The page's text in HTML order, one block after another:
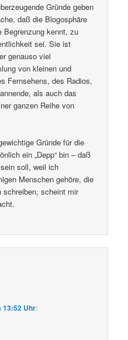
Gründe geben
daß die Blogosphäre
Begrenzung kennt, zu
sei. Sie ist
genauso viel
von kleinen und
Fernsehens, des Radios,
als auch das
ganzen Reihe von
Gründe für die
ein „Depp“ bin – daß
soll, weil ich
Menschen gehöre, die
schreiben, scheint mir
13:52 Uhr: